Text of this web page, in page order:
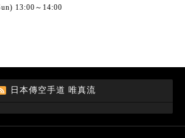
13:00～14:00
日本傳空手道 唯真流